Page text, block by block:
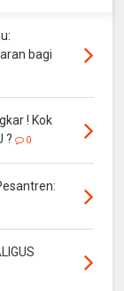
bagi
! Kok
?
0